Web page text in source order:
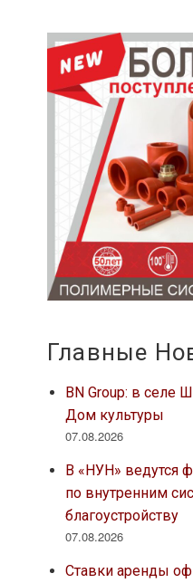
Главные
BN Group: в селе
Дом культуры
07.08.2026
В «НУН» ведутся
по внутренним
благоустройству
07.08.2026
Ставки аренды